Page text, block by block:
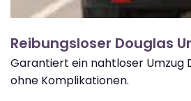
Reibungsloser Douglas
Garantiert ein nahtloser Umzug
ohne Komplikationen.